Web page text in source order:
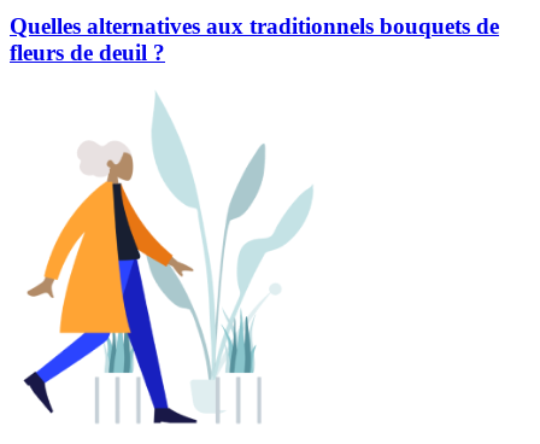
Quelles alternatives aux traditionnels bouquets de
fleurs de deuil ?